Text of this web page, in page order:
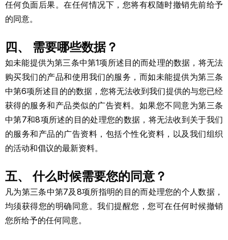
任何负面后果。在任何情况下，您将有权随时撤销先前给予
的同意。
四、 需要哪些数据？
如未能提供为第三条中第1项所述目的而处理的数据，将无法
购买我们的产品和使用我们的服务，而如未能提供为第三条
中第6项所述目的的数据，您将无法收到我们提供的与您已经
获得的服务和产品类似的广告资料。如果您不同意为第三条
中第7和8项所述的目的处理您的数据，将无法收到关于我们
的服务和产品的广告资料，包括个性化资料，以及我们组织
的活动和倡议的最新资料。
五、 什么时候需要您的同意？
凡为第三条中第7及8项所指明的目的而处理您的个人数据，
均须获得您的明确同意。我们提醒您，您可在任何时候撤销
您所给予的任何同意。